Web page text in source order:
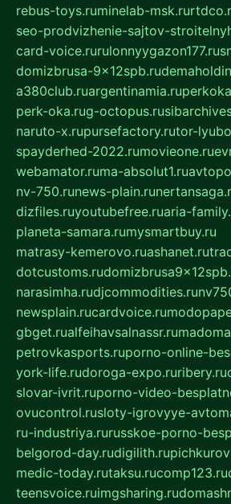
rebus-toys.ruminelab-msk.ru
seo-prodvizhenie-sajtov-
card-voice.rurulonnyygazon177.ru
domizbrusa-9x12spb.ru
a380club.ruargentinamia.ru
perk-oka.rug-octopus.ru
naruto-x.rupursefactory.rutor-
spayderhed-2022.rumovieone.ru
webamator.ruma-absolut1.ru
nv-750.runews-plain.ru
dizfiles.ruyoutubefree.ruaria-
planeta-samara.rumysmartbuy.ru
matrasy-kemerovo.ruashanet.ru
dotcustoms.ru
narasimha.rudjcommodities.ru
newsplain.rucardvoice.ru
gbget.rualfeihavsalnassr.ru
petrovkasports.ruporno-online-
york-life.rudoroga-expo.ruribery.ru
slovar-ivrit.ruporno-video-
ovucontrol.rusloty-igrovyye-
ru-industriya.rurusskoe-porno-
belgorod-day.rudigilith.ru
medic-today.rutaksu.rucomp123.ru
teensvoice.ruimgsharing.ru